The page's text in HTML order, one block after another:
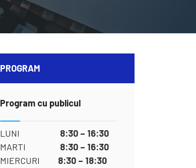
PROGRAM
Program cu publicul
LUNI 8:30 – 16:30
MARTI 8:30 – 16:30
MIERCURI 8:30 – 18:30